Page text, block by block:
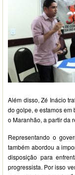
Além disso, Zé Inácio
do golpe, e estamos em
o Maranhão, a partir da
Representando o
também abordou a
disposição para
progressista. Por isso